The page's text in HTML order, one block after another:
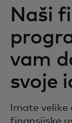
Naši
vam
svoje
Imate